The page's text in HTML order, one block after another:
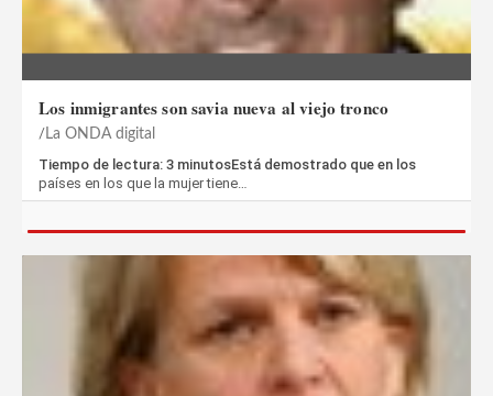
Los inmigrantes son savia nueva al viejo tronco
La ONDA digital
Tiempo de lectura: 3 minutosEstá demostrado que en los
países en los que la mujer tiene…